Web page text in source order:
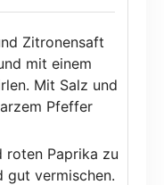
Zitronensaft
mit einem
Mit Salz und
Pfeffer
roten Paprika zu
gut vermischen.